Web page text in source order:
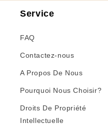
Service
FAQ
Contactez-nous
A Propos De Nous
Pourquoi Nous Choisir?
Droits De Propriété
Intellectuelle